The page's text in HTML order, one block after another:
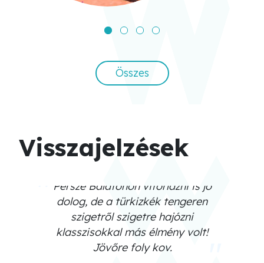
Összes
Visszajelzések
Persze Balatonon vitorlázni is jó
dolog, de a türkizkék tengeren
szigetről szigetre hajózni
klasszisokkal más élmény volt!
Jövőre foly kov.